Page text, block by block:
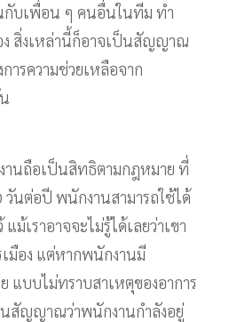
นกับเพื่อน ๆ คนอื่นในทีม ทำ
ง สิ่งเหล่านี้ก็อาจเป็นสัญญาณ
ารความช่วยเหลือจาก
านถือเป็นสิทธิตามกฎหมาย ที่
วันต่อปี พนักงานสามารถใช้ได้
เราอาจจะไม่รู้ได้เลยว่าเขา
มือง แต่หากพนักงานมี
แบบไม่ทราบสาเหตุของอาการ
สัญญาณว่าพนักงานกำลังอยู่